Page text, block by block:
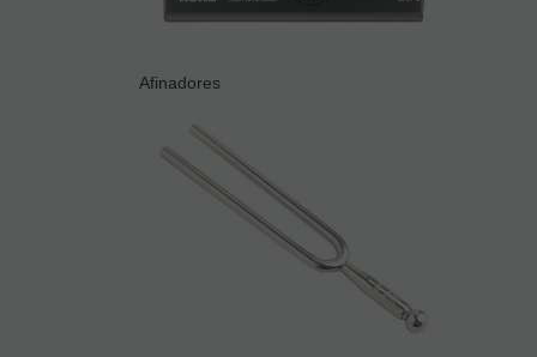
Afinadores